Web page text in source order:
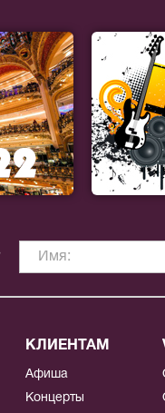
КЛИЕНТАМ
Афиша
Концерты